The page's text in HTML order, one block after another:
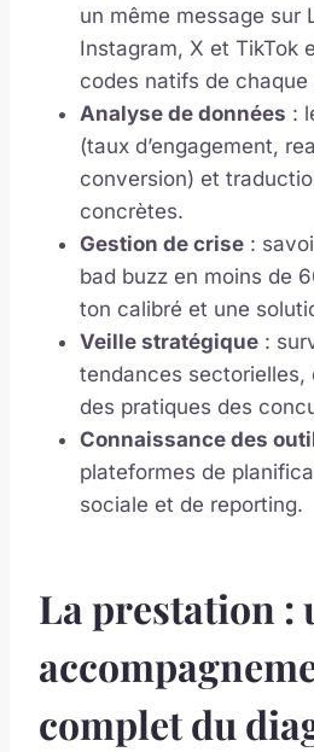
un même message sur
Instagram, X et TikTok
codes natifs de
Analyse de données :
(taux d’engagement,
conversion) et
concrètes.
Gestion de crise :
bad buzz en moins de
ton calibré et une
Veille stratégique :
tendances sectorielles,
des pratiques des
Connaissance des
plateformes de
sociale et de reporting.
La prestation :
complet du